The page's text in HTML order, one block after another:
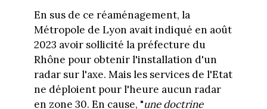
En sus de ce réaménagement, la
Métropole de Lyon avait indiqué en août
2023 avoir sollicité la préfecture du
Rhône pour obtenir l'installation d'un
radar sur l'axe. Mais les services de l'Etat
ne déploient pour l'heure aucun radar
en zone 30. En cause, "une doctrine